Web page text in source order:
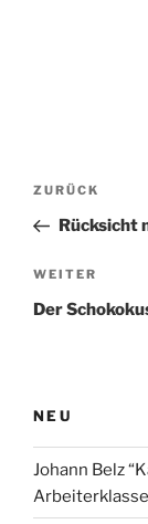
Vorheriger
Beitrag
ZURÜCK
Rücksicht
Nächster
Beitrag
WEITER
Der
NEU
Johann Belz